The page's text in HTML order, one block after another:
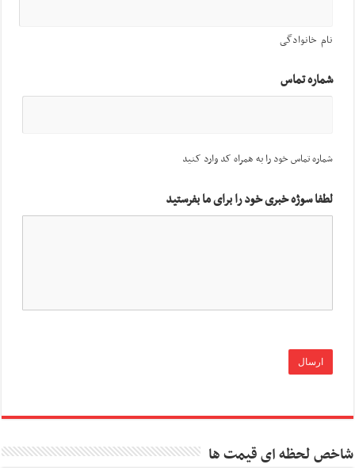
نام خانوادگی
شماره تماس
شماره تماس خود را به همراه کد وارد کنید
لطفا سوژه خبری خود را برای ما بفرستید
شاخص لحظه ای قیمت ها